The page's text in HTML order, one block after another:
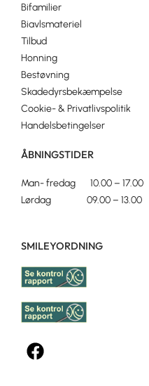
Bifamilier
Biavlsmateriel
Tilbud
Honning
Bestøvning
Skadedyrsbekæmpelse
Cookie- & Privatlivspolitik
Handelsbetingelser
ÅBNINGSTIDER
Man- fredag 10.00 – 17.00
Lørdag 09.00 – 13.00
SMILEYORDNING
F
a